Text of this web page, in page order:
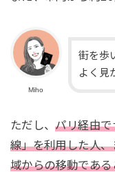
Miho
街を歩
よく見
ただし、パリ経由
線」を利用した人
域からの移動であ